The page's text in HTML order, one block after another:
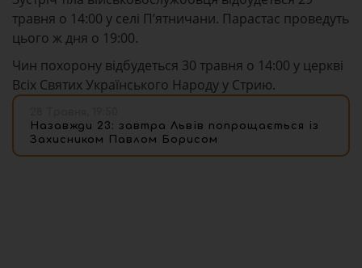
травня о 14:00 у селі Пʼятничани. Парастас проведуть
цього ж дня о 19:00.
Чин похорону відбудеться 30 травня о 14:00 у церкві
Всіх Святих Українського Народу у Стрию.
Назавжди 23: завтра Львів попрощається із
Захисником Павлом Борисом